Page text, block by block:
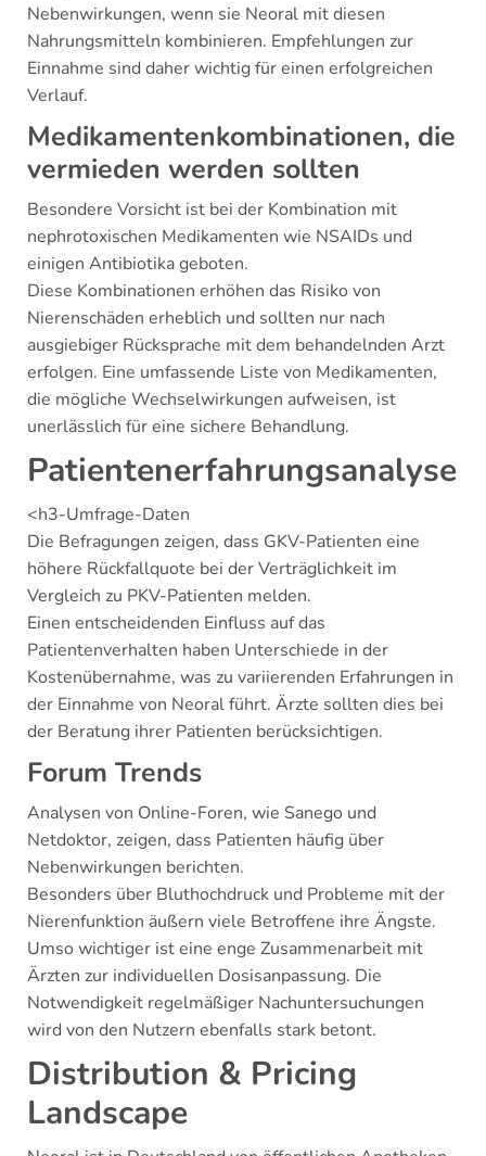
Nebenwirkungen, wenn sie Neoral mit diesen
Nahrungsmitteln kombinieren. Empfehlungen zur
Einnahme sind daher wichtig für einen erfolgreichen
Verlauf.
Medikamentenkombinationen, die
vermieden werden sollten
Besondere Vorsicht ist bei der Kombination mit
nephrotoxischen Medikamenten wie NSAIDs und
einigen Antibiotika geboten.
Diese Kombinationen erhöhen das Risiko von
Nierenschäden erheblich und sollten nur nach
ausgiebiger Rücksprache mit dem behandelnden Arzt
erfolgen. Eine umfassende Liste von Medikamenten,
die mögliche Wechselwirkungen aufweisen, ist
unerlässlich für eine sichere Behandlung.
Patientenerfahrungsanalyse
<h3-Umfrage-Daten
Die Befragungen zeigen, dass GKV-Patienten eine
höhere Rückfallquote bei der Verträglichkeit im
Vergleich zu PKV-Patienten melden.
Einen entscheidenden Einfluss auf das
Patientenverhalten haben Unterschiede in der
Kostenübernahme, was zu variierenden Erfahrungen in
der Einnahme von Neoral führt. Ärzte sollten dies bei
der Beratung ihrer Patienten berücksichtigen.
Forum Trends
Analysen von Online-Foren, wie Sanego und
Netdoktor, zeigen, dass Patienten häufig über
Nebenwirkungen berichten.
Besonders über Bluthochdruck und Probleme mit der
Nierenfunktion äußern viele Betroffene ihre Ängste.
Umso wichtiger ist eine enge Zusammenarbeit mit
Ärzten zur individuellen Dosisanpassung. Die
Notwendigkeit regelmäßiger Nachuntersuchungen
wird von den Nutzern ebenfalls stark betont.
Distribution & Pricing
Landscape